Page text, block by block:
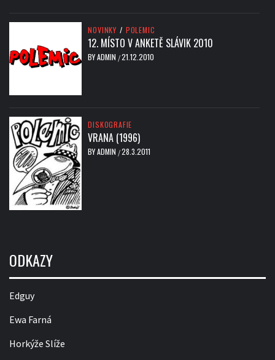
NOVINKY / POLEMIC
12. MÍSTO V ANKETĚ SLÁVIK 2010
BYADMIN /21.12.2010
DISKOGRAFIE
VRANA (1996)
BYADMIN /28.3.2011
ODKAZY
Edguy
Ewa Farná
Horkýže Slíže